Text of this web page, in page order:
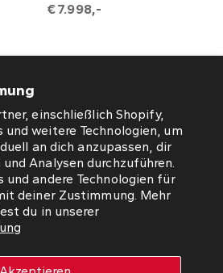
einschließlich Shopify,
und weitere Technologien, um
an dich anzupassen, dir
Analysen durchzuführen.
und andere Technologien für
deiner Zustimmung. Mehr
du in unserer
€ 7.998,-